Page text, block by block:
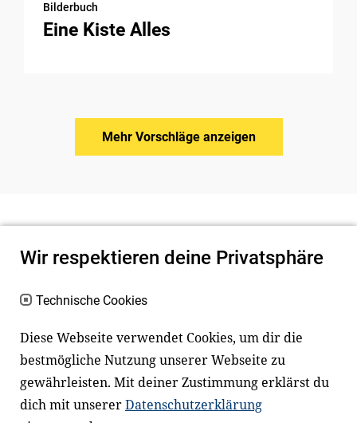
Bilderbuch
Eine Kiste Alles
Mehr Vorschläge anzeigen
Newsletter
Facebook LinkedIn
Wir respektieren deine Privatsphäre
Technische Cookies
Diese Webseite verwendet Cookies, um dir die
bestmögliche Nutzung unserer Webseite zu
gewährleisten. Mit deiner Zustimmung erklärst du
dich mit unsererDatenschutzerklärung